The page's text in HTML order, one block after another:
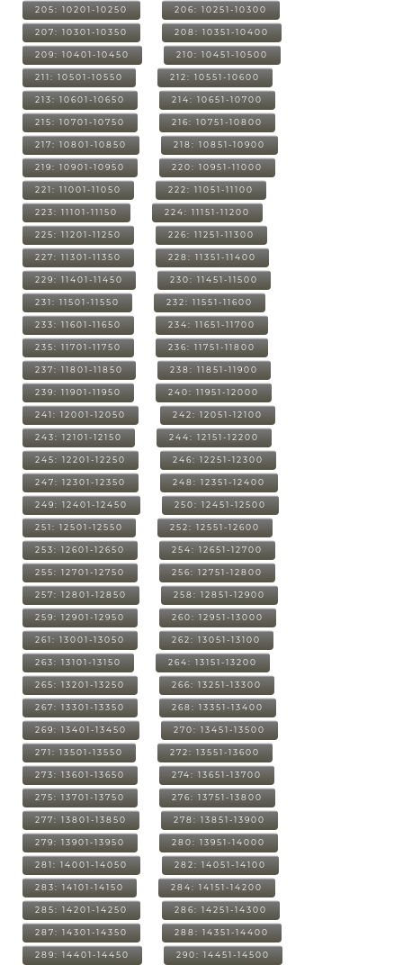
205: 10201-10250 206: 10251-10300
207: 10301-10350 208: 10351-10400
209: 10401-10450 210: 10451-10500
211: 10501-10550 212: 10551-10600
213: 10601-10650 214: 10651-10700
215: 10701-10750 216: 10751-10800
217: 10801-10850 218: 10851-10900
219: 10901-10950 220: 10951-11000
221: 11001-11050 222: 11051-11100
223: 11101-11150 224: 11151-11200
225: 11201-11250 226: 11251-11300
227: 11301-11350 228: 11351-11400
229: 11401-11450 230: 11451-11500
231: 11501-11550 232: 11551-11600
233: 11601-11650 234: 11651-11700
235: 11701-11750 236: 11751-11800
237: 11801-11850 238: 11851-11900
239: 11901-11950 240: 11951-12000
241: 12001-12050 242: 12051-12100
243: 12101-12150 244: 12151-12200
245: 12201-12250 246: 12251-12300
247: 12301-12350 248: 12351-12400
249: 12401-12450 250: 12451-12500
251: 12501-12550 252: 12551-12600
253: 12601-12650 254: 12651-12700
255: 12701-12750 256: 12751-12800
257: 12801-12850 258: 12851-12900
259: 12901-12950 260: 12951-13000
261: 13001-13050 262: 13051-13100
263: 13101-13150 264: 13151-13200
265: 13201-13250 266: 13251-13300
267: 13301-13350 268: 13351-13400
269: 13401-13450 270: 13451-13500
271: 13501-13550 272: 13551-13600
273: 13601-13650 274: 13651-13700
275: 13701-13750 276: 13751-13800
277: 13801-13850 278: 13851-13900
279: 13901-13950 280: 13951-14000
281: 14001-14050 282: 14051-14100
283: 14101-14150 284: 14151-14200
285: 14201-14250 286: 14251-14300
287: 14301-14350 288: 14351-14400
289: 14401-14450 290: 14451-14500